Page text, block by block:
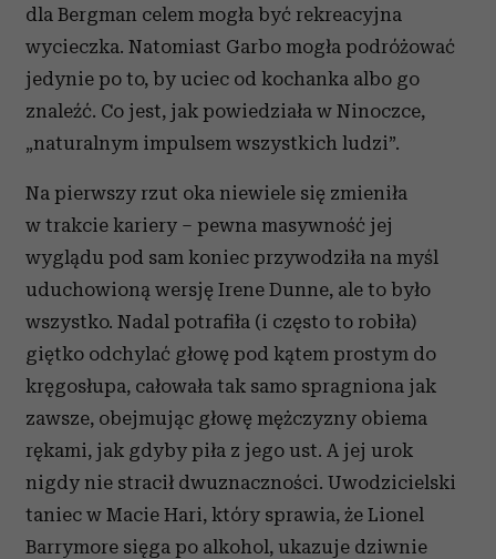
dla Bergman celem mogła być rekreacyjna
wycieczka. Natomiast Garbo mogła podróżować
jedynie po to, by uciec od kochanka albo go
znaleźć. Co jest, jak powiedziała w Ninoczce,
„naturalnym impulsem wszystkich ludzi”.
Na pierwszy rzut oka niewiele się zmieniła
w trakcie kariery – pewna masywność jej
wyglądu pod sam koniec przywodziła na myśl
uduchowioną wersję Irene Dunne, ale to było
wszystko. Nadal potrafiła (i często to robiła)
giętko odchylać głowę pod kątem prostym do
kręgosłupa, całowała tak samo spragniona jak
zawsze, obejmując głowę mężczyzny obiema
rękami, jak gdyby piła z jego ust. A jej urok
nigdy nie stracił dwuznaczności. Uwodzicielski
taniec w Macie Hari, który sprawia, że Lionel
Barrymore sięga po alkohol, ukazuje dziwnie